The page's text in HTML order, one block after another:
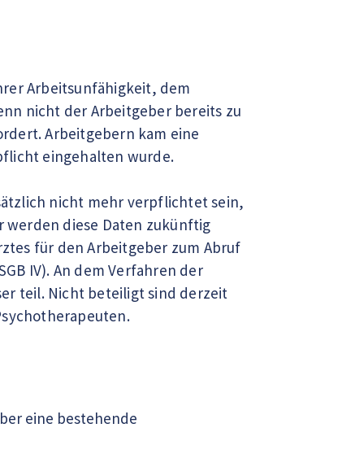
Arbeitsunfähigkeit, dem
nicht der Arbeitgeber bereits zu
Arbeitgebern kam eine
eingehalten wurde.
nicht mehr verpflichtet sein,
diese Daten zukünftig
für den Arbeitgeber zum Abruf
IV). An dem Verfahren der
teil. Nicht beteiligt sind derzeit
eine bestehende